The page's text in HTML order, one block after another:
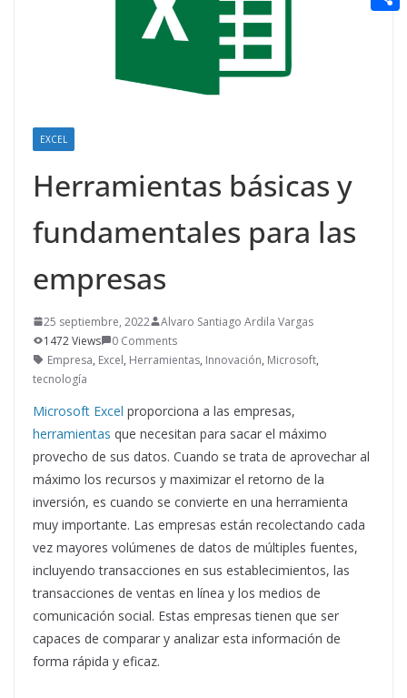
EXCEL
Herramientas básicas y
fundamentales para las
empresas
25 septiembre, 2022
Alvaro Santiago Ardila Vargas
1472 Views
0 Comments
Empresa, Excel, Herramientas, Innovación, Microsoft,
tecnología
Microsoft Excel proporciona a las empresas,
herramientas que necesitan para sacar el máximo
provecho de sus datos. Cuando se trata de aprovechar al
máximo los recursos y maximizar el retorno de la
inversión, es cuando se convierte en una herramienta
muy importante. Las empresas están recolectando cada
vez mayores volúmenes de datos de múltiples fuentes,
incluyendo transacciones en sus establecimientos, las
transacciones de ventas en línea y los medios de
comunicación social. Estas empresas tienen que ser
capaces de comparar y analizar esta información de
forma rápida y eficaz.
n
a